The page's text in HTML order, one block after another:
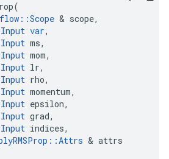
(
::Scope & scope,
Input var,
Input ms,
Input mom,
Input lr,
Input rho,
Input momentum,
Input epsilon,
Input grad,
Input indices,
::Attrs & attrs